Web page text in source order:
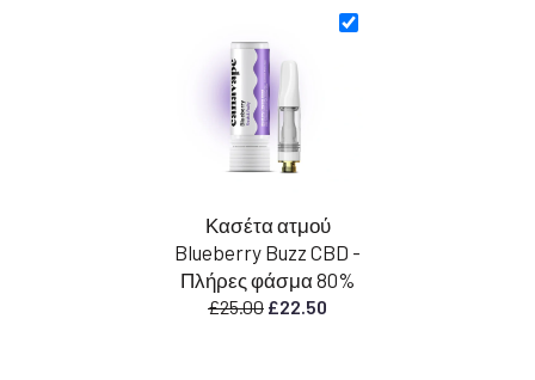
£25.00.
είναι:
Κασέτα ατμού
Blueberry Buzz CBD -
Πλήρες φάσμα 80%
£25.00 Η
£22.50